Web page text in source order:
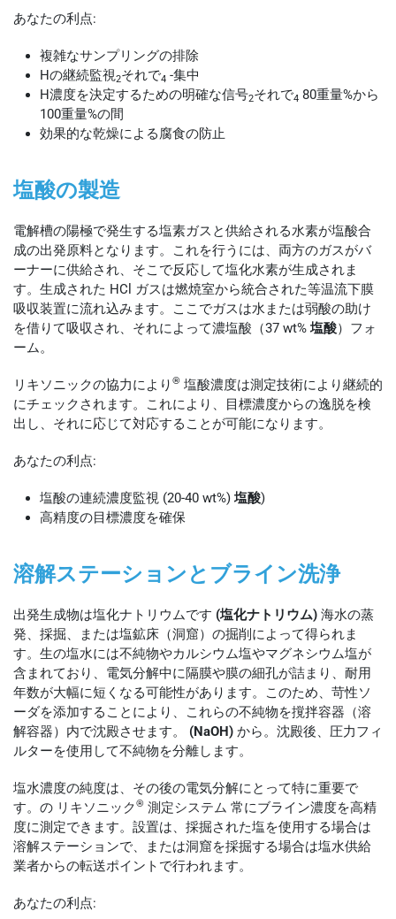
あなたの利点:
複雑なサンプリングの排除
Hの継続監視2それで4 -集中
H濃度を決定するための明確な信号2それで4 80重量%から
100重量%の間
効果的な乾燥による腐食の防止
塩酸の製造
電解槽の陽極で発生する塩素ガスと供給される水素が塩酸合
成の出発原料となります。これを行うには、両方のガスがバ
ーナーに供給され、そこで反応して塩化水素が生成されま
す。生成された HCl ガスは燃焼室から統合された等温流下膜
吸収装置に流れ込みます。ここでガスは水または弱酸の助け
を借りて吸収され、それによって濃塩酸（37 wt% 塩酸）フォ
ーム。
リキソニックの協力により ® 塩酸濃度は測定技術により継続的
にチェックされます。これにより、目標濃度からの逸脱を検
出し、それに応じて対応することが可能になります。
あなたの利点:
塩酸の連続濃度監視 (20-40 wt%) 塩酸)
高精度の目標濃度を確保
溶解ステーションとブライン洗浄
出発生成物は塩化ナトリウムです (塩化ナトリウム) 海水の蒸
発、採掘、または塩鉱床（洞窟）の掘削によって得られま
す。生の塩水には不純物やカルシウム塩やマグネシウム塩が
含まれており、電気分解中に隔膜や膜の細孔が詰まり、耐用
年数が大幅に短くなる可能性があります。このため、苛性ソ
ーダを添加することにより、これらの不純物を撹拌容器（溶
解容器）内で沈殿させます。 (NaOH) から。沈殿後、圧力フィ
ルターを使用して不純物を分離します。
塩水濃度の純度は、その後の電気分解にとって特に重要で
す。の リキソニック® 測定システム 常にブライン濃度を高精
度に測定できます。設置は、採掘された塩を使用する場合は
溶解ステーションで、または洞窟を採掘する場合は塩水供給
業者からの転送ポイントで行われます。
あなたの利点: